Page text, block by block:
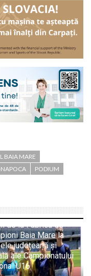
BAIA MARE
NAPOCA
PODIUM
răsunător pentru
de la Fabrica de
Baia Mare la
județeană și
ale Campionatului
U16